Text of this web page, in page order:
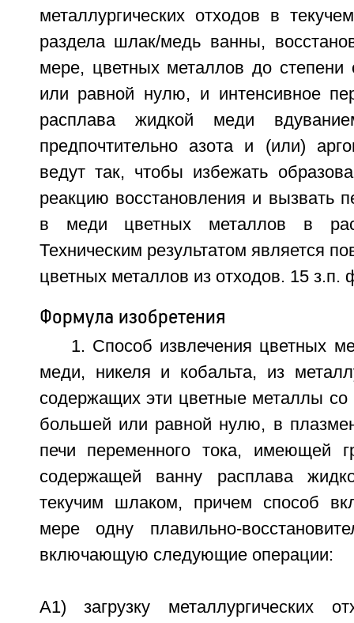
металлургических отходов в
раздела шлак/медь ванны,
мере, цветных металлов до степени
или равной нулю, и интенсивное
расплава жидкой меди
предпочтительно азота и (или)
ведут так, чтобы избежать
реакцию восстановления и вызвать
в меди цветных металлов в
Техническим результатом является
цветных металлов из отходов. 15 з.п.
Формула изобретения
1. Способ извлечения цветных
меди, никеля и кобальта, из
содержащих эти цветные металлы со
большей или равной нулю, в
печи переменного тока, имеющей
содержащей ванну расплава
текучим шлаком, причем способ
мере одну плавильно-
включающую следующие операции:
А1) загрузку металлургических